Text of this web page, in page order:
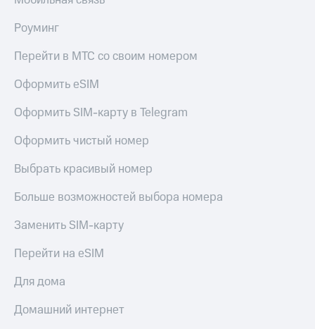
Роуминг
Перейти в МТС со своим номером
Оформить eSIM
Оформить SIM-карту в Telegram
Оформить чистый номер
Выбрать красивый номер
Больше возможностей выбора номера
Заменить SIM-карту
Перейти на eSIM
Для дома
Домашний интернет